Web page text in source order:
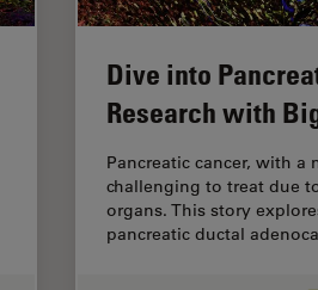
Dive into
Research with
Pancreatic cancer, with a
challenging to treat due
organs. This story
pancreatic ductal